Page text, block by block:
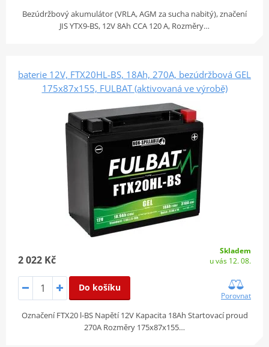
Bezúdržbový akumulátor (VRLA, AGM za sucha nabitý), značení
JIS YTX9-BS, 12V 8Ah CCA 120 A, Rozměry…
baterie 12V, FTX20HL-BS, 18Ah, 270A, bezúdržbová GEL
175x87x155, FULBAT (aktivovaná ve výrobě)
2 022 Kč
Skladem
u vás 12. 08.
Do košíku
Porovnat
Označení FTX20 l-BS Napětí 12V Kapacita 18Ah Startovací proud
270A Rozměry 175x87x155…